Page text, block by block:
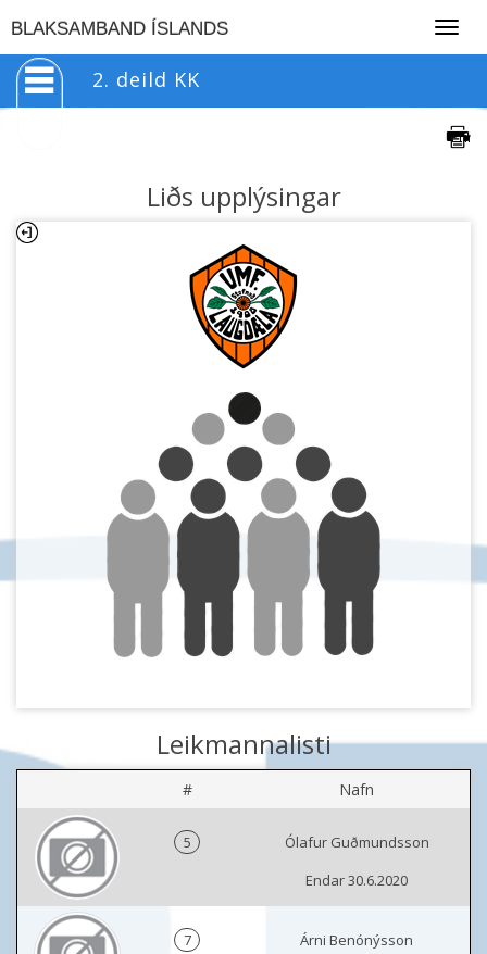
BLAKSAMBAND ÍSLANDS
2. deild KK
Liðs upplýsingar
Leikmannalisti
# Nafn
5
Ólafur Guðmundsson
Endar 30.6.2020
7
Árni Benónýsson